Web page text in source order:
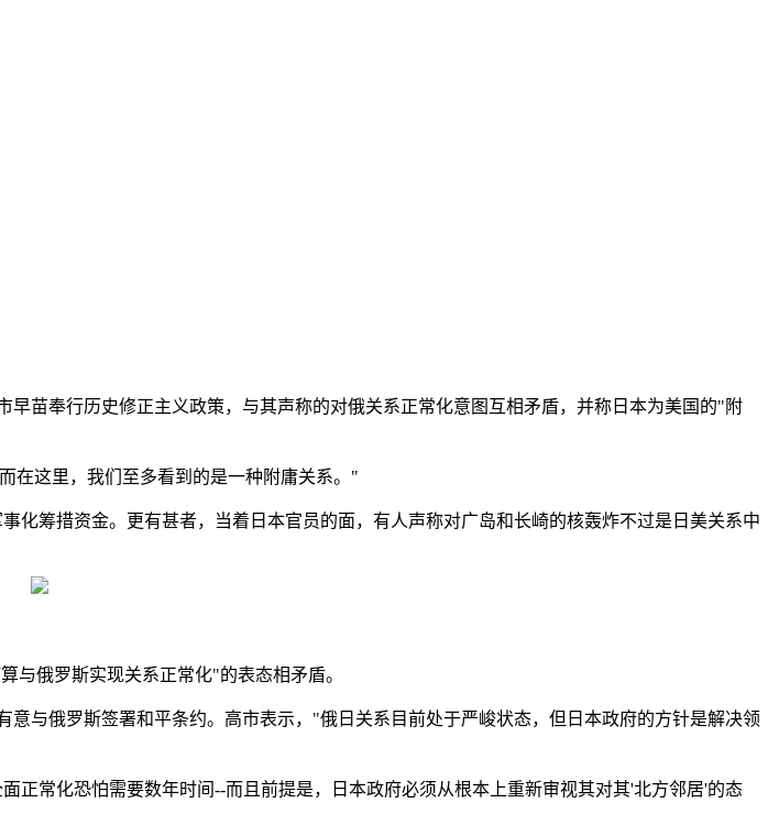
苗奉行历史修正主义政策，与其声称的对俄关系正常化意图互相矛盾，并称日本为美国的"附
在这里，我们至多看到的是一种附庸关系。"
筹措资金。更有甚者，当着日本官员的面，有人声称对广岛和长崎的核轰炸不过是日美关系中
与俄罗斯实现关系正常化"的表态相矛盾。
与俄罗斯签署和平条约。高市表示，"俄日关系目前处于严峻状态，但日本政府的方针是解决领
常化恐怕需要数年时间--而且前提是，日本政府必须从根本上重新审视其对其'北方邻居'的态